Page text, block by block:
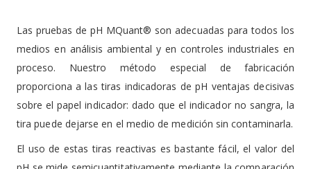
Las pruebas de pH MQuant® son adecuadas para todos los
medios en análisis ambiental y en controles industriales en
proceso. Nuestro método especial de fabricación
proporciona a las tiras indicadoras de pH ventajas decisivas
sobre el papel indicador: dado que el indicador no sangra, la
tira puede dejarse en el medio de medición sin contaminarla.
El uso de estas tiras reactivas es bastante fácil, el valor del